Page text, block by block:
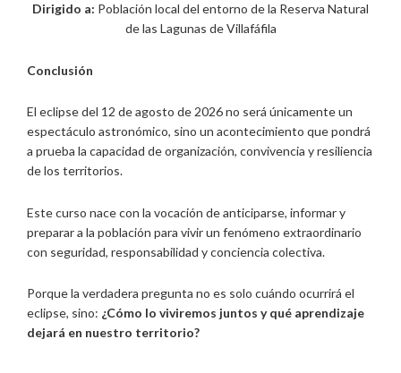
Dirigido a: Población local del entorno de la Reserva Natural
de las Lagunas de Villafáfila
Conclusión
El eclipse del 12 de agosto de 2026 no será únicamente un
espectáculo astronómico, sino un acontecimiento que pondrá
a prueba la capacidad de organización, convivencia y resiliencia
de los territorios.
Este curso nace con la vocación de anticiparse, informar y
preparar a la población para vivir un fenómeno extraordinario
con seguridad, responsabilidad y conciencia colectiva.
Porque la verdadera pregunta no es solo cuándo ocurrirá el
eclipse, sino: ¿Cómo lo viviremos juntos y qué aprendizaje
dejará en nuestro territorio?